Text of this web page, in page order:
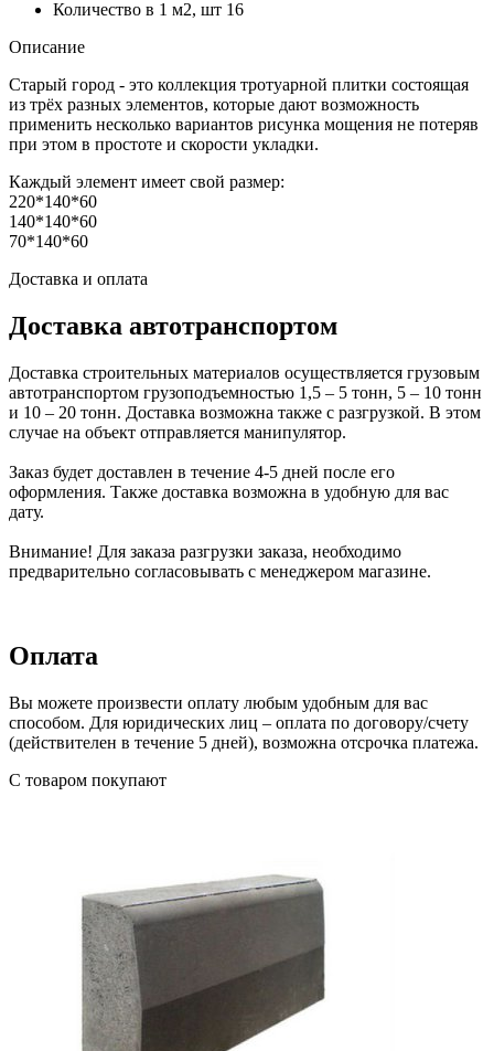
Количество в 1 м2, шт 16
Описание
Старый город - это коллекция тротуарной плитки состоящая
из трёх разных элементов, которые дают возможность
применить несколько вариантов рисунка мощения не потеряв
при этом в простоте и скорости укладки.
Каждый элемент имеет свой размер:
220*140*60
140*140*60
70*140*60
Доставка и оплата
Доставка автотранспортом
Доставка строительных материалов осуществляется грузовым
автотранспортом грузоподъемностью 1,5 – 5 тонн, 5 – 10 тонн
и 10 – 20 тонн. Доставка возможна также с разгрузкой. В этом
случае на объект отправляется манипулятор.
Заказ будет доставлен в течение 4-5 дней после его
оформления. Также доставка возможна в удобную для вас
дату.
Внимание! Для заказа разгрузки заказа, необходимо
предварительно согласовывать с менеджером магазине.
Оплата
Вы можете произвести оплату любым удобным для вас
способом. Для юридических лиц – оплата по договору/счету
(действителен в течение 5 дней), возможна отсрочка платежа.
С товаром покупают